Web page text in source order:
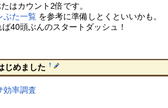
はカウント2倍です。
ぶた一覧を参考に準備しとくといいかも。
40頭ぶんのスタートダッシュ！
じめました †
効率調査